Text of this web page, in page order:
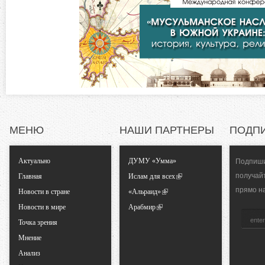
ь
ы
е
МЕНЮ
Актуально
Главная
Новости в стране
Новости в мире
Точка зрения
Мнение
Анализ
НАШИ ПАРТНЕРЫ
ДУМУ «Умма»
Ислам для всех
«Альраид»
Арабмир
прямо